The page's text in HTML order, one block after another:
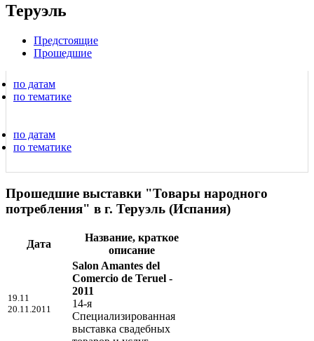
Теруэль
Предстоящие
Прошедшие
по датам
по тематике
по датам
по тематике
Прошедшие выставки "Товары народного
потребления" в г. Теруэль (Испания)
Дата
Название, краткое
описание
19.11
20.11.2011
Salon Amantes del
Comercio de Teruel -
2011
14-я
Специализированная
выставка свадебных